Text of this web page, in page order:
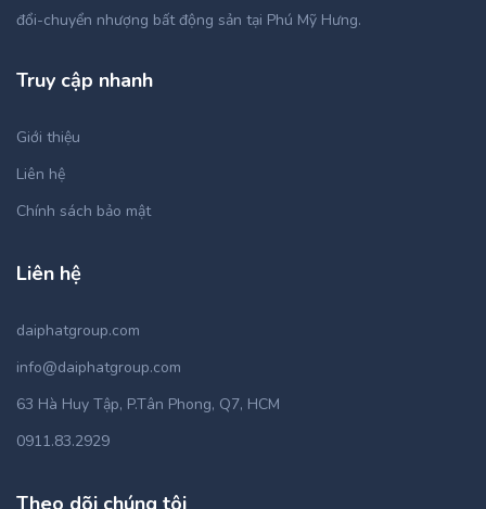
đổi-chuyển nhượng bất động sản tại Phú Mỹ Hưng.
Truy cập nhanh
Giới thiệu
Liên hệ
Chính sách bảo mật
Liên hệ
daiphatgroup.com
info@daiphatgroup.com
63 Hà Huy Tập, P.Tân Phong, Q7, HCM
0911.83.2929
Theo dõi chúng tôi